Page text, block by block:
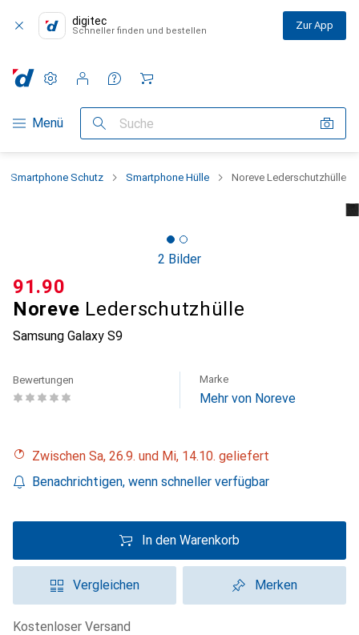
digitec
Schneller finden und bestellen Zur App
Navigation nach Kategorien
Menü Suche
Einstellungen
Kundenkonto
Vergleichslisten
Merklisten
Warenkorb
Smartphone Schutz Smartphone Hülle Noreve Lederschutzhülle
2 Bilder
Noreve Lederschutzhülle
Samsung Galaxy S9
CHF
91.90
Bewertungen Marke
Mehr von Noreve
Zwischen Sa, 26.9. und Mi, 14.10. geliefert
Benachrichtigen, wenn schneller verfügbar
In den Warenkorb
Vergleichen Merken
kostenloser Versand